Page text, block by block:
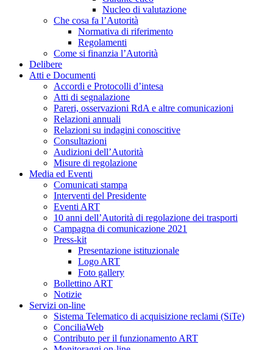
Nucleo di valutazione
Che cosa fa l’Autorità
Normativa di riferimento
Regolamenti
Come si finanzia l’Autorità
Delibere
Atti e Documenti
Accordi e Protocolli d’intesa
Atti di segnalazione
Pareri, osservazioni RdA e altre comunicazioni
Relazioni annuali
Relazioni su indagini conoscitive
Consultazioni
Audizioni dell’Autorità
Misure di regolazione
Media ed Eventi
Comunicati stampa
Interventi del Presidente
Eventi ART
10 anni dell’Autorità di regolazione dei trasporti
Campagna di comunicazione 2021
Press-kit
Presentazione istituzionale
Logo ART
Foto gallery
Bollettino ART
Notizie
Servizi on-line
Sistema Telematico di acquisizione reclami (SiTe)
ConciliaWeb
Contributo per il funzionamento ART